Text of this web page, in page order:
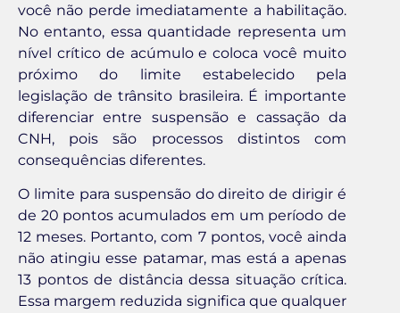
você não perde imediatamente a habilitação.
No entanto, essa quantidade representa um
nível crítico de acúmulo e coloca você muito
próximo do limite estabelecido pela
legislação de trânsito brasileira. É importante
diferenciar entre suspensão e cassação da
CNH, pois são processos distintos com
consequências diferentes.
O limite para suspensão do direito de dirigir é
de 20 pontos acumulados em um período de
12 meses. Portanto, com 7 pontos, você ainda
não atingiu esse patamar, mas está a apenas
13 pontos de distância dessa situação crítica.
Essa margem reduzida significa que qualquer